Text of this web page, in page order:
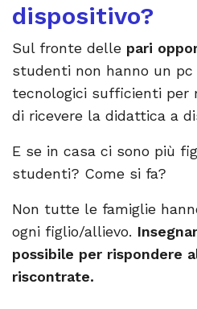
dispositivo?
Sul fronte delle pari
studenti non hanno un
tecnologici sufficienti per
di ricevere la didattica a
E se in casa ci sono più
studenti? Come si fa?
Non tutte le famiglie
ogni figlio/allievo.
possibile per rispondere
riscontrate.